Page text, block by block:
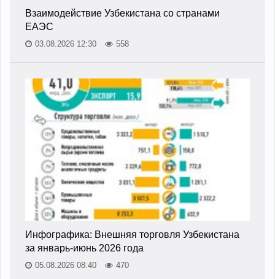
Взаимодействие Узбекистана со странами
ЕАЭС
03.08.2026 12:30 558
Инфографика: Внешняя торговля Узбекистана
за январь-июнь 2026 года
05.08.2026 08:40 470